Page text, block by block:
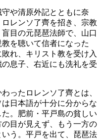
や清原外記とともに奈
レンソ了齊を招き、宗教
目の元琵琶法師で、山口
を聴いて信者になった
れ、キリスト教を受け入
息子、右近にも洗礼を受
ったロレンソ了齊とは、
日本語が十分に分からな
。肥前・平戸島の貧しい
目が見えず、もう一方の
う。平戸を出て、琵琶法